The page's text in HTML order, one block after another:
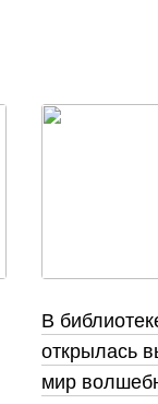
В
открылась
мир